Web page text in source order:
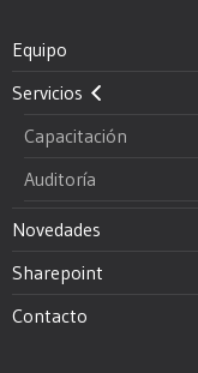
Equipo
Servicios
Capacitación
Auditoría
Novedades
Sharepoint
Contacto